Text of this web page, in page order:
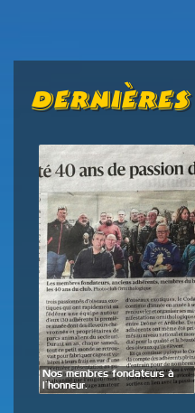
Nos membres fondateurs à
l’honneur.